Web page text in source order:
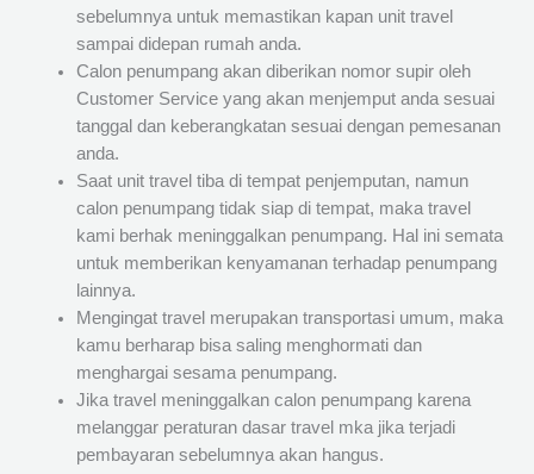
sebelumnya untuk memastikan kapan unit travel
sampai didepan rumah anda.
Calon penumpang akan diberikan nomor supir oleh
Customer Service yang akan menjemput anda sesuai
tanggal dan keberangkatan sesuai dengan pemesanan
anda.
Saat unit travel tiba di tempat penjemputan, namun
calon penumpang tidak siap di tempat, maka travel
kami berhak meninggalkan penumpang. Hal ini semata
untuk memberikan kenyamanan terhadap penumpang
lainnya.
Mengingat travel merupakan transportasi umum, maka
kamu berharap bisa saling menghormati dan
menghargai sesama penumpang.
Jika travel meninggalkan calon penumpang karena
melanggar peraturan dasar travel mka jika terjadi
pembayaran sebelumnya akan hangus.